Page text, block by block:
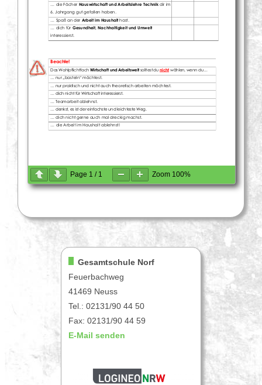
Page 1 / 1 Zoom 100%
Gesamtschule Norf
Feuerbachweg
41469 Neuss
Tel.: 02131/90 44 50
Fax: 02131/90 44 59
E-Mail senden